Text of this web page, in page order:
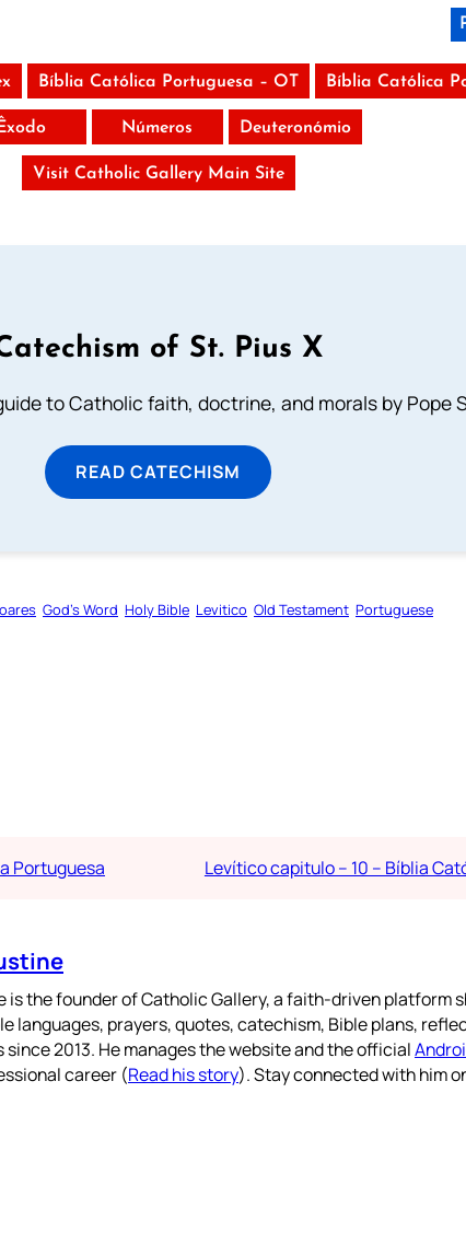
Bíblia Católica Portuguesa – OT Bíblia Católica
Números Deuteronómio
Visit Catholic Gallery Main Site
of St. Pius X
to Catholic faith, doctrine, and morals by Pope
READ CATECHISM
God’s Word Holy Bible Levitico Old Testament Portuguese
Portuguesa Levítico capitulo – 10 – Bíblia
is the founder of Catholic Gallery, a faith-driven platform
languages, prayers, quotes, catechism, Bible plans,
2013. He manages the website and the official
career (Read his story). Stay connected with him